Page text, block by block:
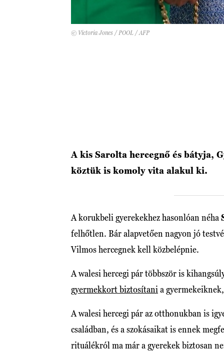
© Victoria Jones / POOL / AFP
A kis Sarolta hercegnő és bátyja,
köztük is komoly vita alakul ki.
A korukbeli gyerekekhez hasonlóan néha
felhőtlen. Bár alapvetően nagyon jó
Vilmos hercegnek kell közbelépnie.
A walesi hercegi pár többször is
gyermekkort biztosítani a
A walesi hercegi pár az otthonukban is
családban, és a szokásaikat is ennek
rituálékról ma már a gyerekek biztosan